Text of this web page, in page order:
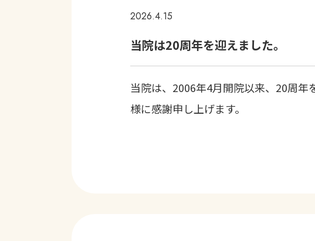
2026.4.15
当院は20周年を迎えました。
当院は、2006年4月開院以来、20周
様に感謝申し上げます。